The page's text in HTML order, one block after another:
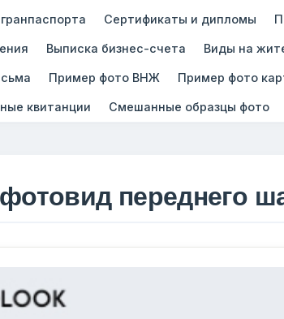
Сертификаты и дипломы
Выписка бизнес-счета Виды на
Пример фото ВНЖ Пример фото
квитанции Смешанные образцы фото
переднего